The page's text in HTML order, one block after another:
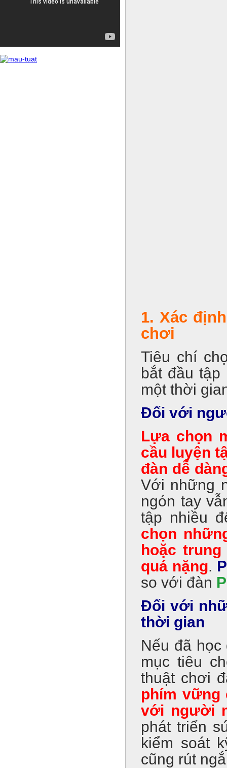
1. Xác
chơi
Tiêu chí
bắt đầu
một thời
Đối với
Lựa chọn
cầu luyện
đàn dễ
Với những
ngón tay
tập nhiều
chọn
hoặc
quá nặng.
so với đàn
Đối với
thời gian
Nếu đã
mục tiêu
thuật chơi
phím vững
với người
phát triển
kiểm soát
cũng rút